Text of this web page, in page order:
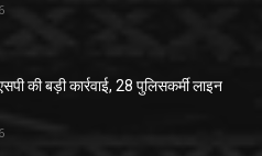
की बड़ी कार्रवाई, 28 पुलिसकर्मी लाइन